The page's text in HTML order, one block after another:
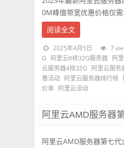
0M峰值带宽优惠价格仅
阅读全文
2025年4月5日 7
G
阿里云8核32G服务器 阿
云服务器4核32G
阿里云服务
惠活动
阿里云服务器排行榜
价单
阿里云活动
阿里云AMD服务器
阿里云AMD服务器第七